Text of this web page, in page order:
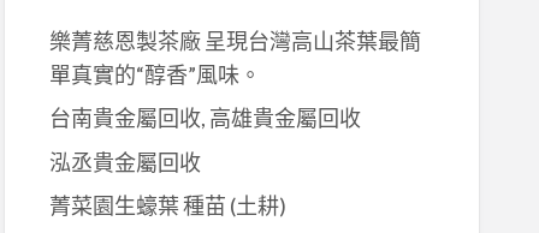
樂菁慈恩製茶廠 呈現台灣高山茶葉最簡
單真實的“醇香”風味。
台南貴金屬回收, 高雄貴金屬回收
泓丞貴金屬回收
菁菜園生蠔葉 種苗 (土耕)